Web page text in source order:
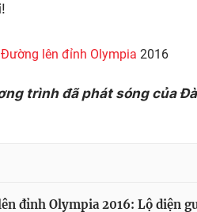
Đường lên đỉnh Olympia 2016
trình đã phát sóng của
đỉnh Olympia 2016: Lộ diện